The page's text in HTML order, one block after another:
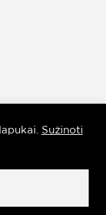
Sužinoti